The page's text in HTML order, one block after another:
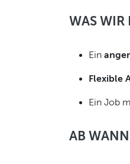
WAS WIR
Ein
Flexible
Ein Job
AB